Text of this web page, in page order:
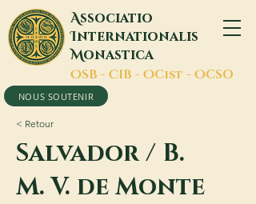
Associatio
Internationalis
Monastica
OSB - CIB - OCist - OCSO
NOUS SOUTENIR
< Retour
Salvador / B.
M. V. de Monte